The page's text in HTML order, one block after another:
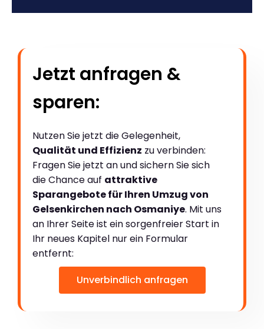
Jetzt anfragen &
sparen:
Nutzen Sie jetzt die Gelegenheit,
Qualität und Effizienz zu verbinden:
Fragen Sie jetzt an und sichern Sie sich
die Chance auf attraktive
Sparangebote für Ihren Umzug von
Gelsenkirchen nach Osmaniye. Mit uns
an Ihrer Seite ist ein sorgenfreier Start in
Ihr neues Kapitel nur ein Formular
entfernt:
Unverbindlich anfragen